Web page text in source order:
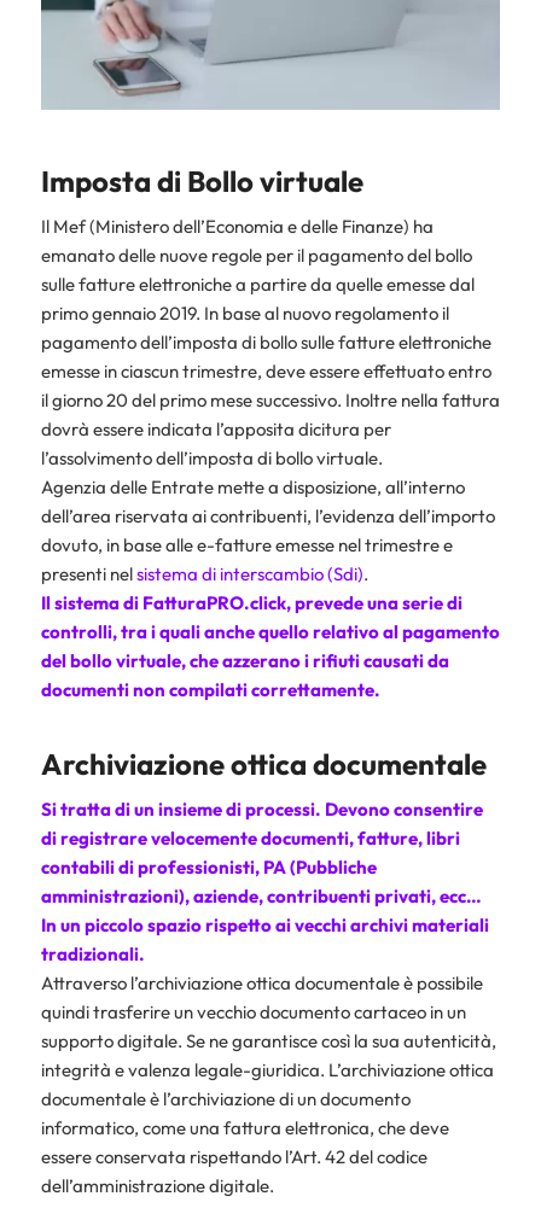
Imposta di Bollo virtuale
Il Mef (Ministero dell’Economia e delle Finanze) ha
emanato delle nuove regole per il pagamento del bollo
sulle fatture elettroniche a partire da quelle emesse dal
primo gennaio 2019. In base al nuovo regolamento il
pagamento dell’imposta di bollo sulle fatture elettroniche
emesse in ciascun trimestre, deve essere effettuato entro
il giorno 20 del primo mese successivo. Inoltre nella fattura
dovrà essere indicata l’apposita dicitura per
l’assolvimento dell’imposta di bollo virtuale.
Agenzia delle Entrate mette a disposizione, all’interno
dell’area riservata ai contribuenti, l’evidenza dell’importo
dovuto, in base alle e-fatture emesse nel trimestre e
presenti nelsistema di interscambio (Sdi).
Il sistema di FatturaPRO.click, prevede una serie di
controlli, tra i quali anche quello relativo al pagamento
del bollo virtuale, che azzerano i rifiuti causati da
documenti non compilati correttamente.
Archiviazione ottica documentale
Si tratta di un insieme di processi. Devono consentire
di registrare velocemente documenti, fatture, libri
contabili di professionisti, PA (Pubbliche
amministrazioni),aziende, contribuenti privati, ecc…
In un piccolo spazio rispetto ai vecchi archivi materiali
tradizionali.
Attraverso l’archiviazione ottica documentale è possibile
quindi trasferire un vecchio documento cartaceo in un
supporto digitale. Se ne garantisce così la sua autenticità,
integrità e valenza legale-giuridica. L’archiviazione ottica
documentale è l’archiviazione di un documento
informatico, come una fattura elettronica, che deve
essere conservata rispettando l’Art. 42 del codice
dell’amministrazione digitale.